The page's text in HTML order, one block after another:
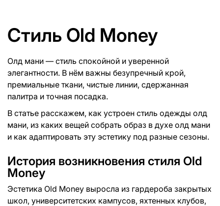
Стиль Old Money
Олд мани — стиль спокойной и уверенной
элегантности. В нём важны безупречный крой,
премиальные ткани, чистые линии, сдержанная
палитра и точная посадка.
В статье расскажем, как устроен стиль одежды олд
мани, из каких вещей собрать образ в духе олд мани
и как адаптировать эту эстетику под разные сезоны.
История возникновения стиля Old
Money
Эстетика Old Money выросла из гардероба закрытых
школ, университетских кампусов, яхтенных клубов,